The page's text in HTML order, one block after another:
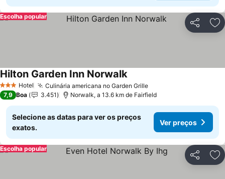
Partilhar
Escolha popular
3 EstrelasHotel Culinária americana no Garden Grille
Hilton Garden Inn Norwalk
7,9 Boa 3.451 Norwalk, a 13.6 km de Fairfield
Selecione as datas para ver os preços
exatos.
Ver preços
Partilhar
Escolha popular